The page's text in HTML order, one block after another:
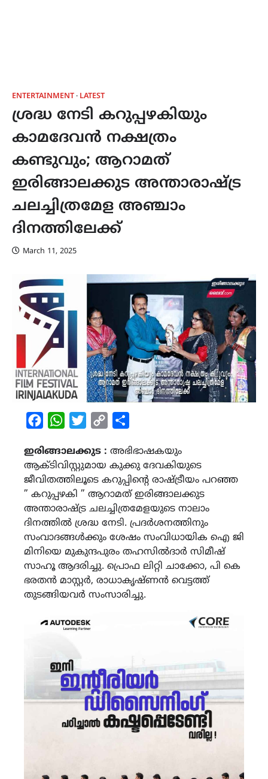
ENTERTAINMENT LATEST
ശ്രദ്ധ നേടി കറുപ്പഴകിയും
കാമദേവൻ നക്ഷത്രം
കണ്ടുവും; ആറാമത്
ഇരിങ്ങാലക്കുട അന്താരാഷ്ട്ര
ചലച്ചിത്രമേള അഞ്ചാം
ദിനത്തിലേക്ക്
March 11, 2025
FacebookWhatsAppTwitterCopy
ഇരിങ്ങാലക്കുട : അഭിഭാഷകയും
ആക്ടിവിസ്റ്റുമായ കുക്കു ദേവകിയുടെ
ജീവിതത്തിലൂടെ കറുപ്പിൻ്റെ രാഷ്ട്രീയം പറഞ്ഞ
” കറുപ്പഴകി ” ആറാമത് ഇരിങ്ങാലക്കുട
അന്താരാഷ്ട്ര ചലച്ചിത്രമേളയുടെ നാലാം
ദിനത്തിൽ ശ്രദ്ധ നേടി. പ്രദർശനത്തിനും
സംവാദങ്ങൾക്കും ശേഷം സംവിധായിക ഐ ജി
മിനിയെ മുകുന്ദപുരം തഹസിൽദാർ സിമീഷ്
സാഹൂ ആദരിച്ചു. പ്രൊഫ ലിറ്റി ചാക്കോ, പി കെ
ഭരതൻ മാസ്റ്റർ, രാധാകൃഷ്ണൻ വെട്ടത്ത്
തുടങ്ങിയവർ സംസാരിച്ചു.